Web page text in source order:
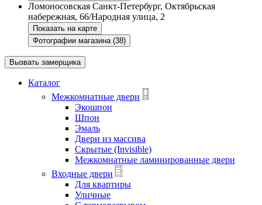
Ломоносовская Санкт-Петербург, Октябрьская
набережная, 66/Народная улица, 2
Показать на карте
Фотографии магазина (38)
Вызвать замерщика
Каталог
Межкомнатные двери
Экошпон
Шпон
Эмаль
Двери из массива
Скрытые (Invisible)
Межкомнатные ламинированные двери
Входные двери
Для квартиры
Уличные